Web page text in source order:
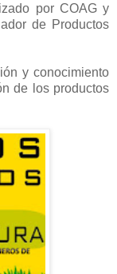
por COAG y
de Productos
y conocimiento
de los productos